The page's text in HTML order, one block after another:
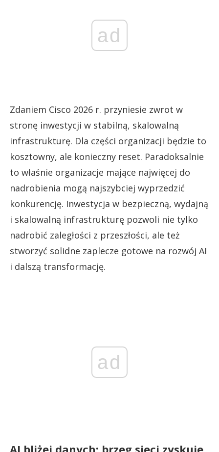
ad
Zdaniem Cisco 2026 r. przyniesie zwrot w
stronę inwestycji w stabilną, skalowalną
infrastrukturę. Dla części organizacji będzie to
kosztowny, ale konieczny reset. Paradoksalnie
to właśnie organizacje mające najwięcej do
nadrobienia mogą najszybciej wyprzedzić
konkurencję. Inwestycja w bezpieczną, wydajną
i skalowalną infrastrukturę pozwoli nie tylko
nadrobić zaległości z przeszłości, ale też
stworzyć solidne zaplecze gotowe na rozwój AI
i dalszą transformację.
ad
AI bliżej danych: brzeg sieci zyskuje